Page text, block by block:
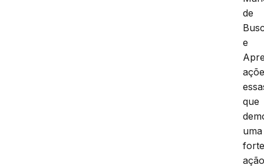
de
e
que
uma